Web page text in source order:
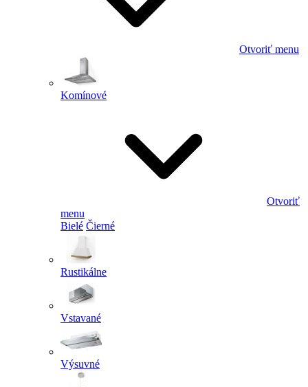
Otvoriť menu
Komínové
Otvoriť
menu
Bielé Čierné
Rustikálne
Vstavané
Výsuvné